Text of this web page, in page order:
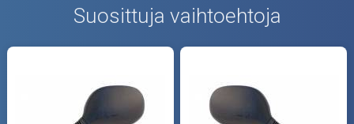
Suosittuja vaihtoehtoja